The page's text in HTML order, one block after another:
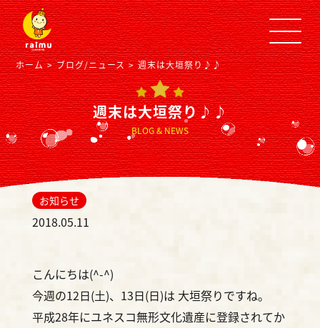
ホーム ブログ/ニュース 週末は大垣祭り♪♪
週末は大垣祭り♪♪
BLOG & NEWS
お知らせ
2018.05.11
こんにちは(^-^)
今週の12日(土)、13日(日)は 大垣祭りですね。
平成28年にユネスコ無形文化遺産に登録されてか